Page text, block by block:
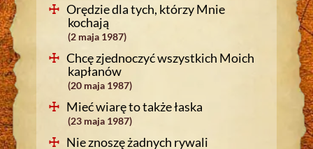
Orędzie dla tych, którzy Mnie
kochają
(2 maja 1987)
Chcę zjednoczyć wszystkich Moich
kapłanów
(20 maja 1987)
Mieć wiarę to także łaska
(23 maja 1987)
Nie znoszę żadnych rywali